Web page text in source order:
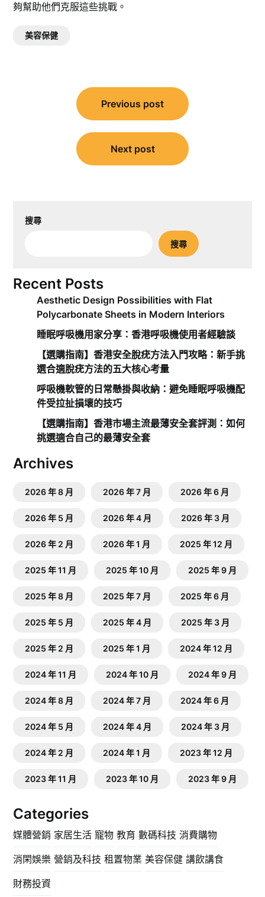
夠幫助他們克服這些挑戰。
美容保健
Previous post
Next post
搜尋
搜尋
Recent Posts
Aesthetic Design Possibilities with Flat
Polycarbonate Sheets in Modern Interiors
睡眠呼吸機用家分享：香港呼吸機使用者經驗談
【選購指南】香港安全脫疣方法入門攻略：新手挑
選合適脫疣方法的五大核心考量
呼吸機軟管的日常懸掛與收納：避免睡眠呼吸機配
件受拉扯損壞的技巧
【選購指南】香港市場主流最薄安全套評測：如何
挑選適合自己的最薄安全套
Archives
2026 年 8 月 2026 年 7 月 2026 年 6 月
2026 年 5 月 2026 年 4 月 2026 年 3 月
2026 年 2 月 2026 年 1 月 2025 年 12 月
2025 年 11 月 2025 年 10 月 2025 年 9 月
2025 年 8 月 2025 年 7 月 2025 年 6 月
2025 年 5 月 2025 年 4 月 2025 年 3 月
2025 年 2 月 2025 年 1 月 2024 年 12 月
2024 年 11 月 2024 年 10 月 2024 年 9 月
2024 年 8 月 2024 年 7 月 2024 年 6 月
2024 年 5 月 2024 年 4 月 2024 年 3 月
2024 年 2 月 2024 年 1 月 2023 年 12 月
2023 年 11 月 2023 年 10 月 2023 年 9 月
Categories
媒體營銷 家居生活 寵物 教育 數碼科技 消費購物
消閑娛樂 營銷及科技 租置物業 美容保健 講飲講食
財務投資